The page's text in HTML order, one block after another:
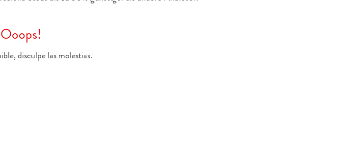
Ooops!
disculpe las molestias.